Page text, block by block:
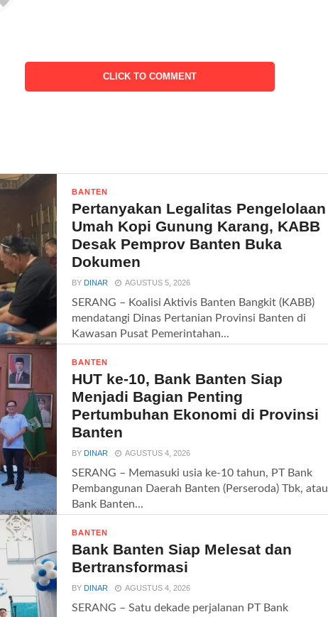
CLICK TO COMMENT
BANTEN
Pertanyakan Legalitas Pengelolaan
Umah Kopi Gunung Karang, KABB
Desak Pemprov Banten Buka
Dokumen
BYDINAR AGUSTUS 5, 2026
SERANG – Koalisi Aktivis Banten Bangkit (KABB)
mendatangi Dinas Pertanian Provinsi Banten di
Kawasan Pusat Pemerintahan...
BANTEN
HUT ke-10, Bank Banten Siap
Menjadi Bagian Penting
Pertumbuhan Ekonomi di Provinsi
Banten
BYDINAR AGUSTUS 4, 2026
SERANG – Memasuki usia ke-10 tahun, PT Bank
Pembangunan Daerah Banten (Perseroda) Tbk, atau
Bank Banten...
BANTEN
Bank Banten Siap Melesat dan
Bertransformasi
BYDINAR AGUSTUS 4, 2026
SERANG – Satu dekade perjalanan PT Bank